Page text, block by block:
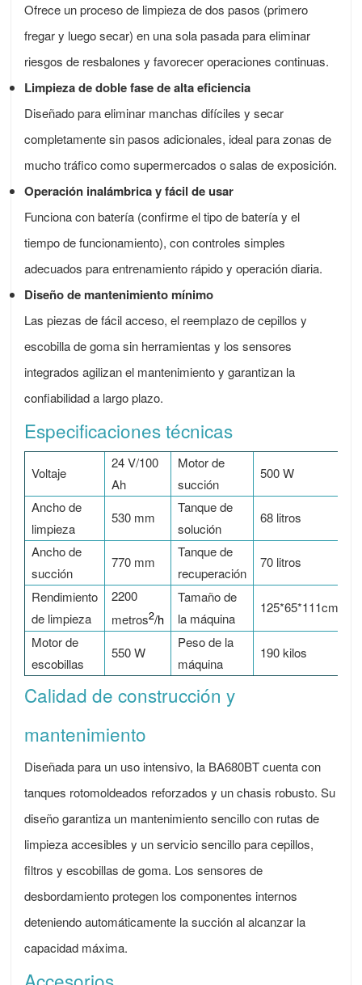
Ofrece un proceso de limpieza de dos pasos (primero
fregar y luego secar) en una sola pasada para eliminar
riesgos de resbalones y favorecer operaciones continuas.
Limpieza de doble fase de alta eficiencia
Diseñado para eliminar manchas difíciles y secar
completamente sin pasos adicionales, ideal para zonas de
mucho tráfico como supermercados o salas de exposición.
Operación inalámbrica y fácil de usar
Funciona con batería (confirme el tipo de batería y el
tiempo de funcionamiento), con controles simples
adecuados para entrenamiento rápido y operación diaria.
Diseño de mantenimiento mínimo
Las piezas de fácil acceso, el reemplazo de cepillos y
escobilla de goma sin herramientas y los sensores
integrados agilizan el mantenimiento y garantizan la
confiabilidad a largo plazo.
Especificaciones técnicas
Voltaje
24 V/100
Ah
Motor de
succión
500 W
Ancho de
limpieza
530 mm
Tanque de
solución
68 litros
Ancho de
succión
770 mm
Tanque de
recuperación
70 litros
Rendimiento
de limpieza
2200
metros2/h
Tamaño de
la máquina
125*65*111cm
Motor de
escobillas
550 W
Peso de la
máquina
190 kilos
Calidad de construcción y
mantenimiento
Diseñada para un uso intensivo, la BA680BT cuenta con
tanques rotomoldeados reforzados y un chasis robusto. Su
diseño garantiza un mantenimiento sencillo con rutas de
limpieza accesibles y un servicio sencillo para cepillos,
filtros y escobillas de goma. Los sensores de
desbordamiento protegen los componentes internos
deteniendo automáticamente la succión al alcanzar la
capacidad máxima.